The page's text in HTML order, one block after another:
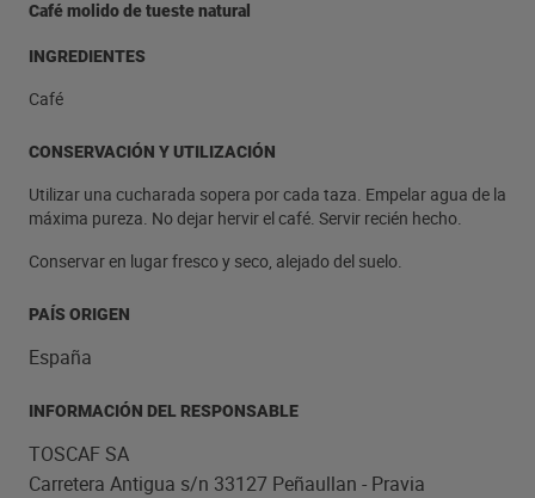
Café molido de tueste natural
INGREDIENTES
Café
CONSERVACIÓN Y UTILIZACIÓN
Utilizar una cucharada sopera por cada taza. Empelar agua de la
máxima pureza. No dejar hervir el café. Servir recién hecho.
Conservar en lugar fresco y seco, alejado del suelo.
PAÍS ORIGEN
España
INFORMACIÓN DEL RESPONSABLE
TOSCAF SA
Carretera Antigua s/n 33127 Peñaullan - Pravia